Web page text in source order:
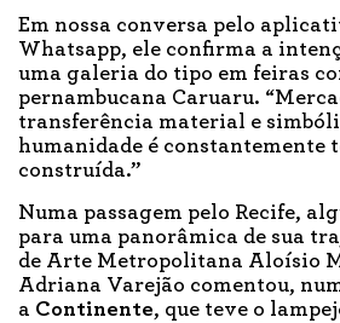
Em nossa conversa pelo
Whatsapp, ele confirma a
uma galeria do tipo em feiras
pernambucana Caruaru.
transferência material e
humanidade é constantemente
construída.”
Numa passagem pelo Recife,
para uma panorâmica de sua
de Arte Metropolitana Aloísio
Adriana Varejão comentou,
a Continente, que teve o